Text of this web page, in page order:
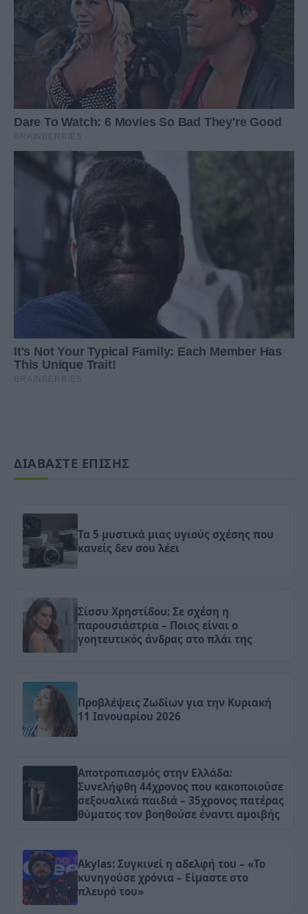
ΔΙΑΒΑΣΤΕ ΕΠΙΣΗΣ
Τα 5 μυστικά μιας υγιούς σχέσης που
κανείς δεν σου λέει
Σίσσυ Χρηστίδου: Σε σχέση η
παρουσιάστρια – Ποιος είναι ο
γοητευτικός άνδρας στο πλάι της
Προβλέψεις Ζωδίων για την Κυριακή
11 Ιανουαρίου 2026
Αποτροπιασμός στην Ελλάδα:
Συνελήφθη 44χρονος που κακοποιούσε
σεξουαλικά παιδιά – 35χρονος πατέρας
θύματος τον βοηθούσε έναντι αμοιβής
Akylas: Συγκινεί η αδελφή του – «Το
κυνηγούσε χρόνια – Είμαστε στο
πλευρό του»